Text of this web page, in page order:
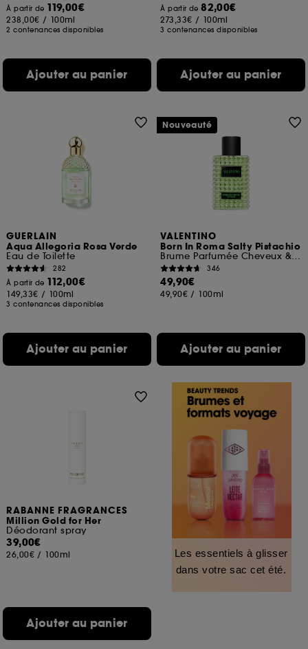
À partir de 119,00€
238,00€ / 100ml
2 contenances disponibles
Ajouter au panier
À partir de82,00€
273,33€ / 100ml
3 contenances disponibles
Ajouter au panier
GUERLAIN
Aqua Allegoria Rosa Verde
Eau de Toilette
282
À partir de 112,00€
149,33€ / 100ml
3 contenances disponibles
Ajouter au panier
VALENTINO
Born In Roma Salty Pistachio
Brume Parfumée Cheveux & Corps
346
49,90€
49,90€ / 100ml
Ajouter au panier
Nouveauté
RABANNE FRAGRANCES
Million Gold for Her
Déodorant spray
39,00€
26,00€ / 100ml
Ajouter au panier
Les essentiels à glisser
dans votre sac cet été.